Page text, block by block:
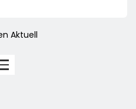
Aktuell